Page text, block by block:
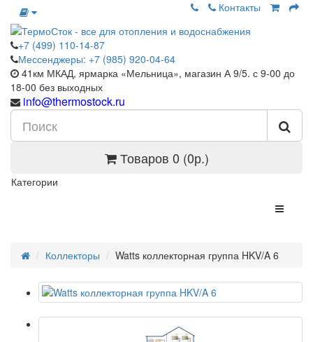
Контакты
+7 (499) 110-14-87
Мессенджеры: +7 (985) 920-04-64
41км МКАД, ярмарка «Мельница», магазин А 9/5. с 9-00 до
18-00 без выходных
info@thermostock.ru
Товаров 0 (0р.)
Категории
Коллекторы Watts коллекторная группа HKV/A 6